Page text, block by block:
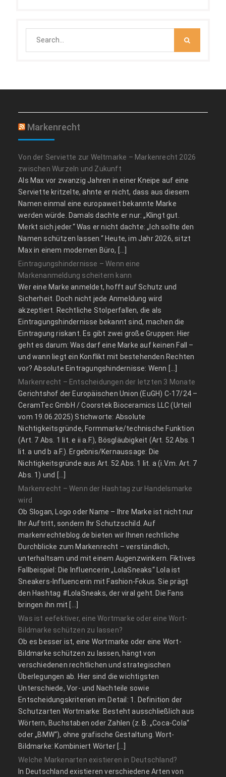
Markenrecht
Von der Serviette zur Weltmarke – Markenrecht 2026
zwischen Wurzeln und Zukunft
Als Max vor zwanzig Jahren in einer Kneipe auf eine
Serviette kritzelte, ahnte er nicht, dass aus diesem
Namen einmal eine europaweit bekannte Marke
werden würde. Damals dachte er nur: „Klingt gut.
Merkt sich jeder.“ Was er nicht dachte: „Ich sollte den
Namen schützen lassen.“ Heute, im Jahr 2026, sitzt
Max in einem modernen Büro, […]
Eintragungshindernisse – Wenn eine
Markenanmeldung scheitern kann
Wer eine Marke anmeldet, hofft auf Schutz und
Sicherheit. Doch nicht jede Anmeldung wird
akzeptiert. Rechtliche Stolperfallen, die als
Eintragungshindernisse bekannt sind, machen die
Eintragung riskant. Es gibt zwei große Gruppen: Hier
geht es darum: Was darf eine Marke auf keinen Fall –
und wann liegt ein Konflikt mit bestehenden Rechten
vor? Absolute Eintragungshindernisse: Wenn […]
Markenrecht – Entscheidungen der letzten 3 Monate
Gerichtshof der Europäischen Union (EuGH) C‑17/24 –
CeramTec GmbH / Coorstek Bioceramics LLC (Urteil
vom 19.06.2025) Stichworte: Absolute
Nichtigkeitsgründe, Formmarke/technische Funktion
(Art. 7 Abs. 1 lit. e ii a.F.), Bösgläubigkeit (Art. 52 Abs. 1
lit. a und b a.F.). Ergebnis/Kernaussage: Die
Nichtigkeitsgründe aus Art. 52 Abs. 1 lit. a (i.V.m. Art. 7
Abs. 1) und […]
Markenrecht – Wenn der Hashtag zur Handelsmarke
wird
Ob Slogan, Logo oder Name – Ihre Marke ist nicht nur
Ihr Auftritt, sondern Ihr Schutzschild. Auf
markenrechteblog.de bieten wir Ihnen rechtliche
Durchblicke zum Markenrecht – verständlich,
unterhaltsam und mit einem Augenzwinkern. Fiktives
Fallbeispiel: Die Influencerin „LolaSneaks“ Lola ist
Sneakers-Influencerin mit Fashion-Fokus. Sie prägt
den Hashtag #LolaSneaks, der viral geht. Die Fans
bringen ihn mit […]
Was ist eefektiver, eine Wortmarke oder eine Wort-
Bildmarke schützen zu lassen?
Ob es besser ist, eine Wortmarke oder eine Wort-
Bildmarke schützen zu lassen, hängt von
verschiedenen rechtlichen und strategischen
Überlegungen ab. Hier sind die wichtigsten
Unterschiede, Vor- und Nachteile sowie
Entscheidungskriterien im Detail: 1. Definition der
Schutzarten Wortmarke: Besteht ausschließlich aus
Wörtern, Buchstaben oder Zahlen (z. B. „Coca-Cola“
oder „BMW“), ohne grafische Gestaltung. Wort-
Bildmarke: Kombiniert Wörter […]
Welche Markenarten existieren in Deutschland?
In Deutschland existieren verschiedene Arten von